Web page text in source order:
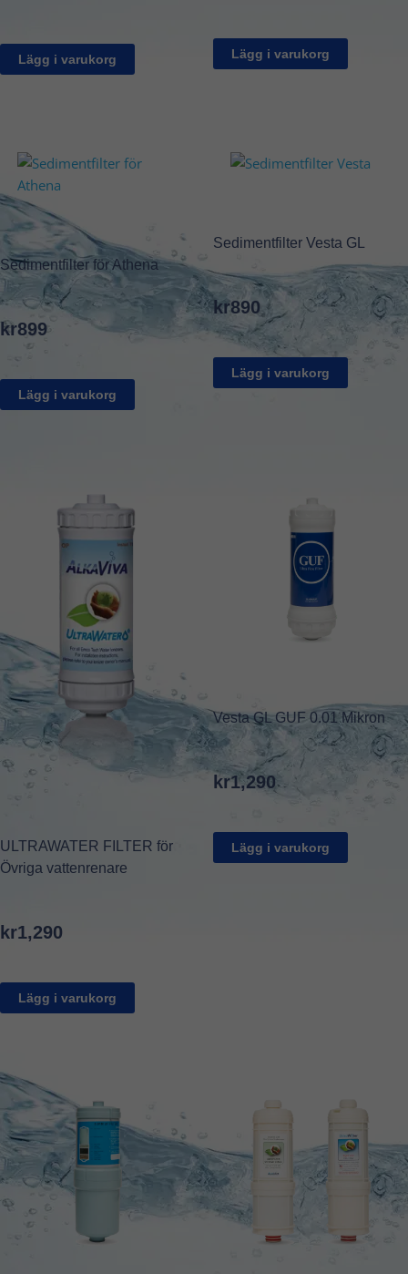
Lägg i varukorg Lägg i varukorg
Sedimentfilter för Athena
kr899
Lägg i varukorg
Sedimentfilter Vesta GL
kr890
Lägg i varukorg
ULTRAWATER FILTER för
Övriga vattenrenare
kr1,290
Lägg i varukorg
Vesta GL GUF 0.01 Mikron
kr1,290
Lägg i varukorg